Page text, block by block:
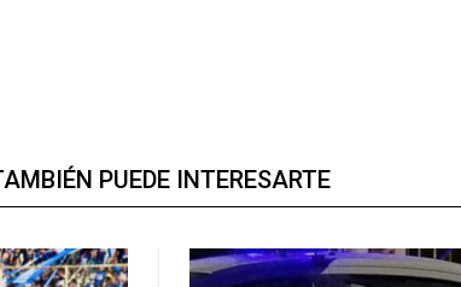
PUEDE INTERESARTE